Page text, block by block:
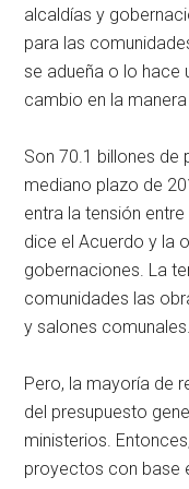
alcaldías y
para las
se adueña o lo hace
cambio en la
Son 70.1 billones de
mediano plazo de
entra la tensión
dice el Acuerdo y la
gobernaciones. La
comunidades las
y salones comunales.
Pero, la mayoría de
del presupuesto
ministerios.
proyectos con base